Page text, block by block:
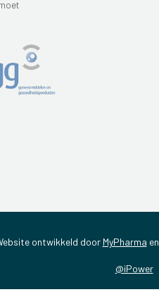
ontwikkeld door MyPharma en
@iPower